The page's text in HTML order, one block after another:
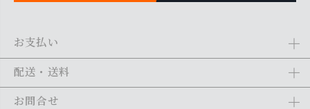
お支払い
Amazon Pay、クレジットカード、代金引換、あと払い(ペイディ)、銀
行振込がご利用になれます。詳しくはご利用ガイドをご利用くださ
い。
配送・送料
全商品送料無料
お問合せ